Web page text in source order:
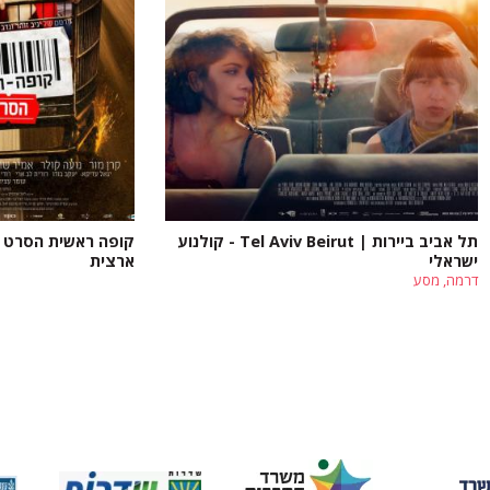
תל אביב ביירות | Tel Aviv Beirut - קולנוע
ישראלי
דרמה, מסע
קופה ראשית הסרט
ארצית